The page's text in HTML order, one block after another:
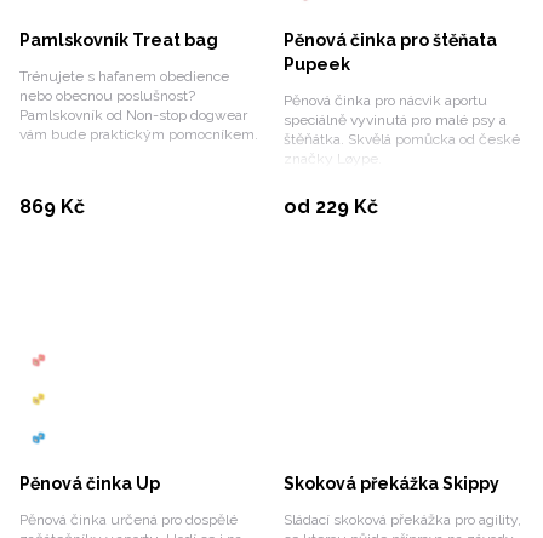
Pamlskovník Treat bag
Trénujete s hafanem obedience
nebo obecnou poslušnost?
Pamlskovník od Non-stop dogwear
vám bude praktickým pomocníkem.
869 KčDetail produktu
Pěnová činka pro štěňata
Pupeek
Pěnová činka pro nácvik aportu
speciálně vyvinutá pro malé psy a
štěňátka. Skvělá pomůcka od české
značky Løype.
od 229 KčVybrat variantu
Pěnová činka Up
Pěnová činka určená pro dospělé
Skoková překážka Skippy
Sládací skoková překážka pro agility,